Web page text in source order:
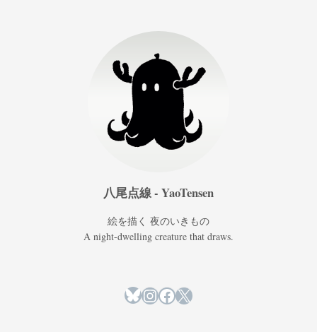
八尾点線 - YaoTensen
絵を描く 夜のいきもの
A night-dwelling creature that draws.
Bluesky
Instagram
Facebook
X